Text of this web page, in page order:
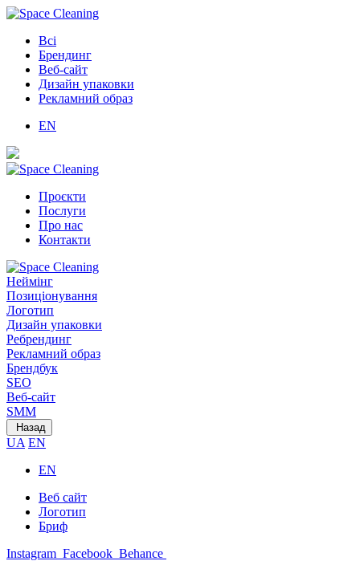
Всі
Брендинг
Веб-сайт
Дизайн упаковки
Рекламний образ
EN
Проєкти
Послуги
Про нас
Контакти
Неймінг
Позиціонування
Логотип
Дизайн упаковки
Ребрендинг
Рекламний образ
Брендбук
SEO
Веб-сайт
SMM
Назад
UA EN
EN
Веб сайт
Логотип
Бриф
Instagram Facebook Behance